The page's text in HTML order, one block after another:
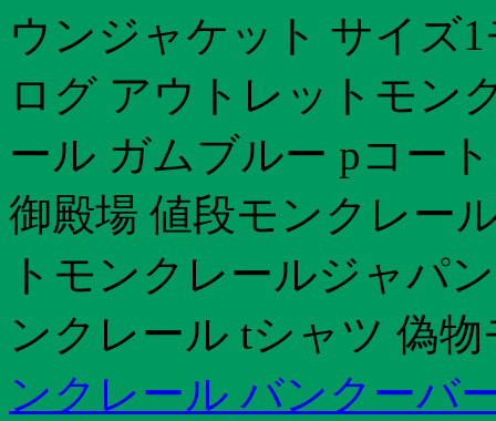
ウンジャケット サイズ
ログ アウトレットモン
ール ガムブルー pコー
御殿場 値段モンクレー
トモンクレールジャパ
ンクレール tシャツ 偽
ンクレール バンクーバ